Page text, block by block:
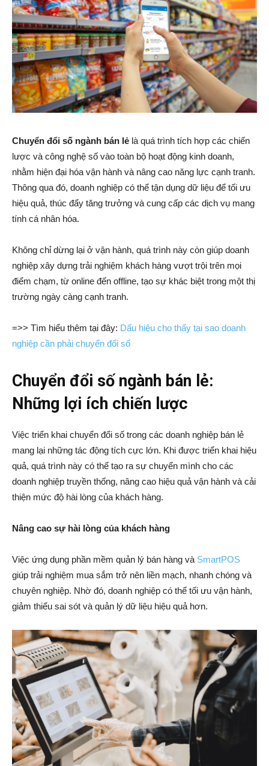
Chuyển đổi số ngành bán lẻ là quá trình tích hợp các chiến
lược và công nghệ số vào toàn bộ hoạt động kinh doanh,
nhằm hiện đại hóa vận hành và nâng cao năng lực cạnh tranh.
Thông qua đó, doanh nghiệp có thể tận dụng dữ liệu để tối ưu
hiệu quả, thúc đẩy tăng trưởng và cung cấp các dịch vụ mang
tính cá nhân hóa.
Không chỉ dừng lại ở vận hành, quá trình này còn giúp doanh
nghiệp xây dựng trải nghiệm khách hàng vượt trội trên mọi
điểm chạm, từ online đến offline, tạo sự khác biệt trong một thị
trường ngày càng cạnh tranh.
=>> Tìm hiểu thêm tại đây: Dấu hiệu cho thấy tại sao doanh
nghiệp cần phải chuyển đổi số
Chuyển đổi số ngành bán lẻ:
Những lợi ích chiến lược
Việc triển khai chuyển đổi số trong các doanh nghiệp bán lẻ
mang lại những tác động tích cực lớn. Khi được triển khai hiệu
quả, quá trình này có thể tạo ra sự chuyển mình cho các
doanh nghiệp truyền thống, nâng cao hiệu quả vận hành và cải
thiện mức độ hài lòng của khách hàng.
Nâng cao sự hài lòng của khách hàng
Việc ứng dụng phần mềm quản lý bán hàng và SmartPOS
giúp trải nghiệm mua sắm trở nên liền mạch, nhanh chóng và
chuyên nghiệp. Nhờ đó, doanh nghiệp có thể tối ưu vận hành,
giảm thiểu sai sót và quản lý dữ liệu hiệu quả hơn.